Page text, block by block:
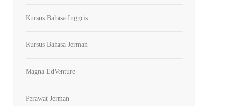
Kursus Bahasa Inggris
Kursus Bahasa Jerman
Magna EdVenture
Perawat Jerman